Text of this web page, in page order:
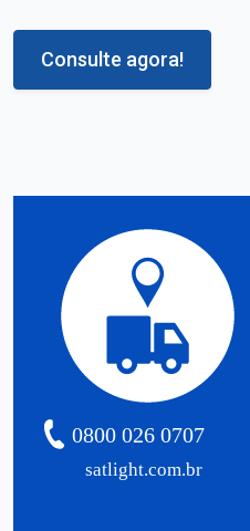
Consulte agora!
satlight.com.br
0800 026 0707